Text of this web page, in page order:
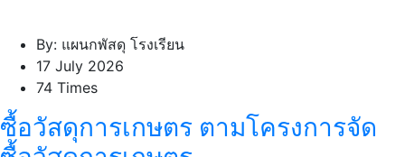
By: แผนกพัสดุ โรงเรียน
17 July 2026
74 Times
ซื้อวัสดุการเกษตร ตามโครงการจัด